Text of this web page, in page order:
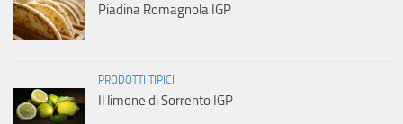
Piadina Romagnola IGP
PRODOTTI TIPICI
Il limone di Sorrento IGP